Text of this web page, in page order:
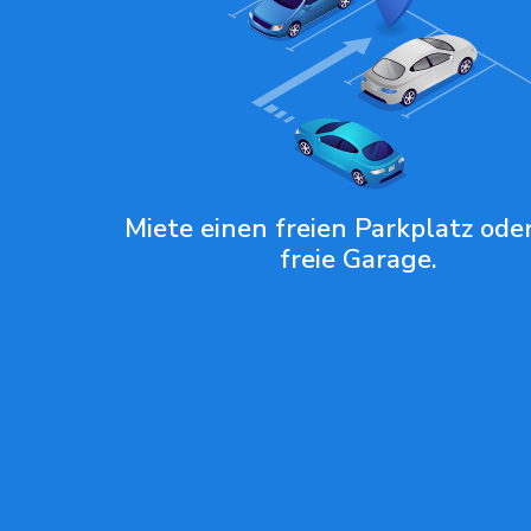
Miete einen freien Parkplatz
freie Garage.